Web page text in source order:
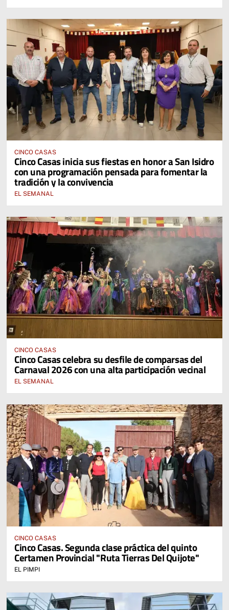
CINCO CASAS
Cinco Casas inicia sus fiestas en honor a San Isidro
con una programación pensada para fomentar la
tradición y la convivencia
EL SEMANAL
CINCO CASAS
Cinco Casas celebra su desfile de comparsas del
Carnaval 2026 con una alta participación vecinal
EL SEMANAL
CINCO CASAS
Cinco Casas. Segunda clase práctica del quinto
Certamen Provincial "Ruta Tierras Del Quijote"
EL PIMPI